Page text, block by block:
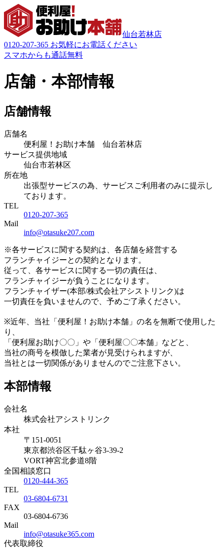
仙台若林店
0120-207-365 お気軽にお電話ください
スマホからも通話無料
店舗・本部情報
店舗情報
店舗名
便利屋！お助け本舗 仙台若林店
サービス提供地域
仙台市若林区
所在地
出張型サービスの為、サービスご利用者のみに提示し
ております。
TEL
0120-207-365
Mail
info@otasuke207.com
※各サービスに関する契約は、各店舗を経営する
フランチャイジーとの契約となります。
従って、各サービスに関する一切の責任は、
フランチャイジーが負うことになります。
フランチャイザー(本部/株式会社アシストリンク)は
一切責任を負いませんので、予めご了承ください。
※近年、当社「便利屋！お助け本舗」の名を無断で使用した
り、
「便利屋お助け〇〇」や「便利屋〇〇本舗」などと、
当社の商号を模倣した業者が見受けられますが、
当社とは一切関係がありませんのでご注意下さい。
本部情報
会社名
株式会社アシストリンク
本社
〒151-0051
東京都渋谷区千駄ヶ谷3-39-2
VORT神宮北参道8階
全国相談窓口
0120-444-365
TEL
03-6804-6731
FAX
03-6804-6736
Mail
info@otasuke365.com
代表取締役